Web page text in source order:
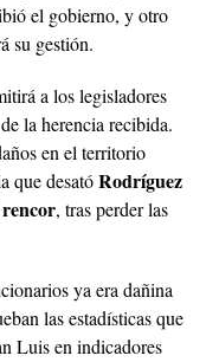
el gobierno, y otro
su gestión.
a los legisladores
la herencia recibida.
en el territorio
que desatóRodríguez
, tras perder las
ya era dañina
las estadísticas que
Luis en indicadores